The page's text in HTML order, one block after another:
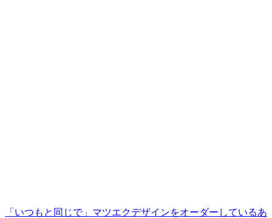
「いつもと同じで」マツエクデザインをオーダーしているあ